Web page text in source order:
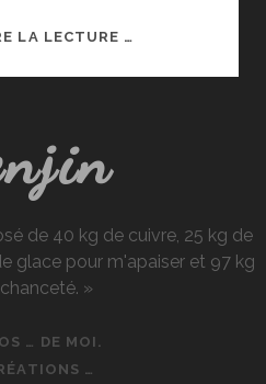
LA LECTURE …
de 40 kg de cuivre, 25 kg de
glace pour m'apaiser et 97 kg
»
… DE MOI.
…